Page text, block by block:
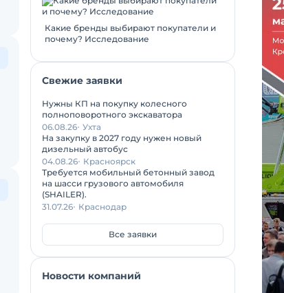
Какие бренды выбирают покупатели и
почему? Исследование
Свежие заявки
Нужны КП на покупку колесного
полноповоротного экскаватора
06.08.26 Ухта
На закупку в 2027 году нужен новый
дизельный автобус
04.08.26 Красноярск
Требуется мобильный бетонный завод
на шасси грузового автомобиля
(SHAILER).
31.07.26 Краснодар
Все заявки
Новости компаний